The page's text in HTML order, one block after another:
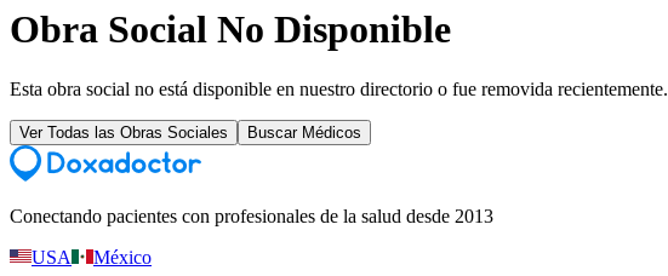
Obra Social No Disponible
Esta obra social no está disponible en nuestro directorio o fue removida recientemente.
Ver Todas las Obras Sociales Buscar Médicos
Conectando pacientes con profesionales de la salud desde 2013
USA
México